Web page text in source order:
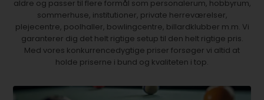
aldre og passer til flere formål som personalerum, hobbyrum,
sommerhuse, institutioner, private herreværelser,
plejecentre, poolhaller, bowlingcentre, billardklubber m.m. Vi
garanterer dig det helt rigtige setup til den helt rigtige pris.
Med vores konkurrencedygtige priser forsøger vi altid at
holde priserne i bund og kvaliteten i top.